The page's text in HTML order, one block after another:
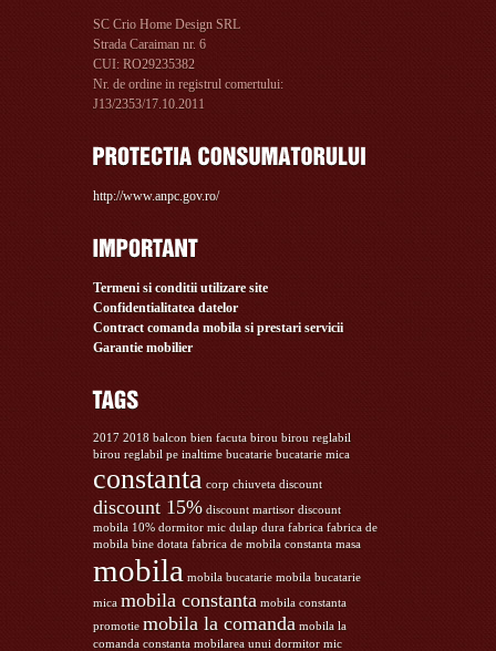
SC Crio Home Design SRL
Strada Caraiman nr. 6
CUI: RO29235382
Nr. de ordine in registrul comertului:
J13/2353/17.10.2011
http://www.anpc.gov.ro/
Termeni si conditii utilizare site
Confidentialitatea datelor
Contract comanda mobila si prestari servicii
Garantie mobilier
2017 2018 balcon bien facuta birou birou reglabil
birou reglabil pe inaltime bucatarie bucatarie mica
constanta corp chiuveta discount
discount 15% discount martisor discount
mobila 10% dormitor mic dulap dura fabrica fabrica de
mobila bine dotata fabrica de mobila constanta masa
mobila mobila bucatarie mobila bucatarie
mica mobila constanta mobila constanta
promotie mobila la comanda mobila la
comanda constanta mobilarea unui dormitor mic